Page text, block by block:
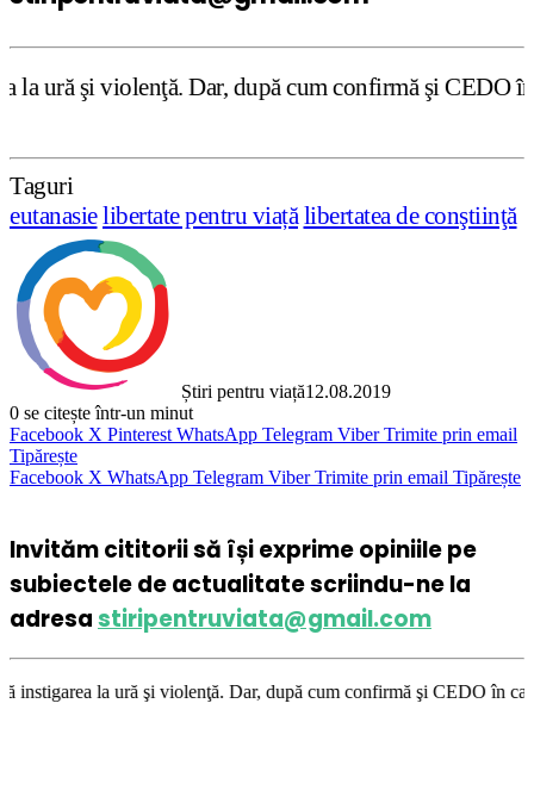
Dar, după cum confirmă şi CEDO în cazul
Taguri
eutanasielibertate pentru viață libertatea de conştiinţă
Știri pentru viață12.08.2019
0 se citește într-un minut
Facebook X Pinterest WhatsApp Telegram Viber Trimite prin email
Tipărește
Facebook X WhatsApp Telegram Viber Trimite prin email Tipărește
Invităm cititorii să își exprime opiniile pe
subiectele de actualitate scriindu-ne la
adresastiripentruviata@gmail.com
şi violenţă. Dar, după cum confirmă şi CEDO în cazul